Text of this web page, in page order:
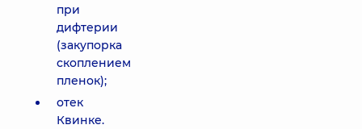
при
дифтерии
(закупорка
скоплением
пленок);
отек
Квинке.